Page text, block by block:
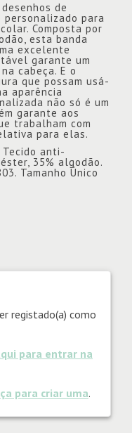
de
para
Composta por
esta banda
excelente
garante um
cabeça. E o
que possam usá-
aparência
não só é um
garante aos
trabalham com
para elas.
Tecido anti-
35% algodão.
Tamanho Único
registado(a) como
para entrar na
para criar uma.